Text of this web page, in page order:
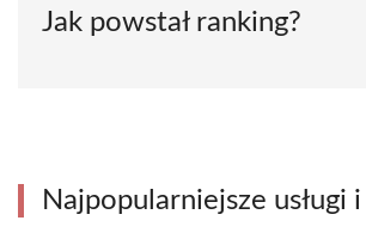
Jak powstał ranking?
Najpopularniejsze usługi